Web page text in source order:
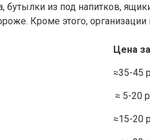
бутылки из под напитков,
Кроме этого,
Цена
≈35-45
≈ 5-20
≈15-20